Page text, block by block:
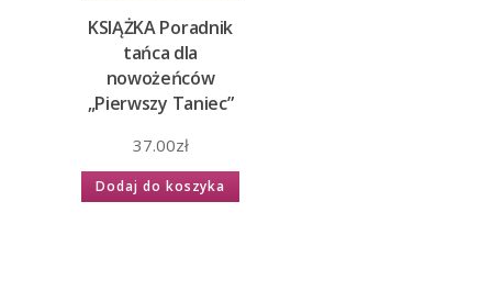
KSIĄŻKA Poradnik
tańca dla
nowożeńców
„Pierwszy Taniec”
37.00zł
Dodaj do koszyka